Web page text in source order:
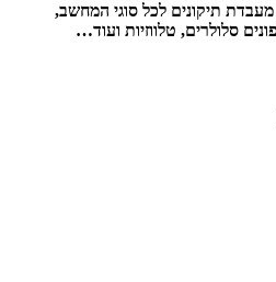
תיקונים לכל סוגי המחשב,
סלולרים, טלווזיות ועוד…